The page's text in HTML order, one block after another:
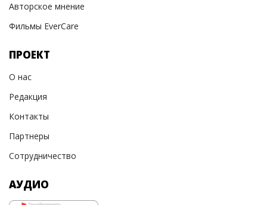
Авторское мнение
Фильмы EverCare
ПРОЕКТ
О нас
Редакция
Контакты
Партнеры
Сотрудничество
АУДИО